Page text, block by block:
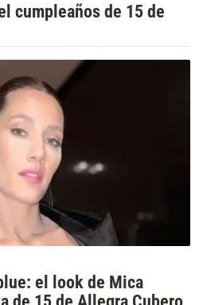
cumpleaños de 15 de
el look de Mica